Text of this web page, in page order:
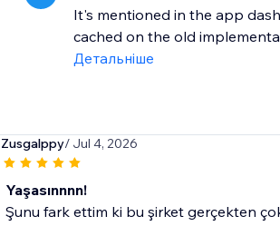
It's mentioned in the app
cached on the old
Детальніше
Zusgalppy/ Jul 4, 2026
Yaşasınnnn!
Şunu fark ettim ki bu şirket gerçekten